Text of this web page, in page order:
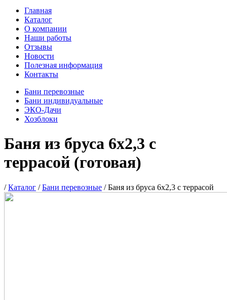
Главная
Каталог
О компании
Наши работы
Отзывы
Новости
Полезная информация
Контакты
Бани перевозные
Бани индивидуальные
ЭКО-Дачи
Хозблоки
Баня из бруса 6х2,3 с
террасой (готовая)
/Каталог /Бани перевозные /Баня из бруса 6х2,3 с террасой